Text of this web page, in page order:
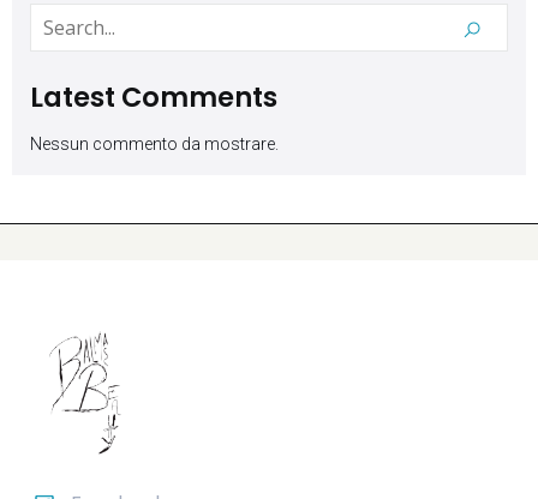
Latest Comments
Nessun commento da mostrare.